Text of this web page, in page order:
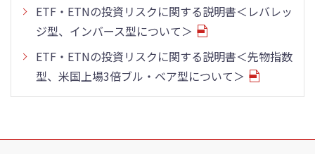
ETF・ETNの投資リスクに関する説明書＜レバレッ
ジ型、インバース型について＞
ETF・ETNの投資リスクに関する説明書＜先物指数
型、米国上場3倍ブル・ベア型について＞
こ